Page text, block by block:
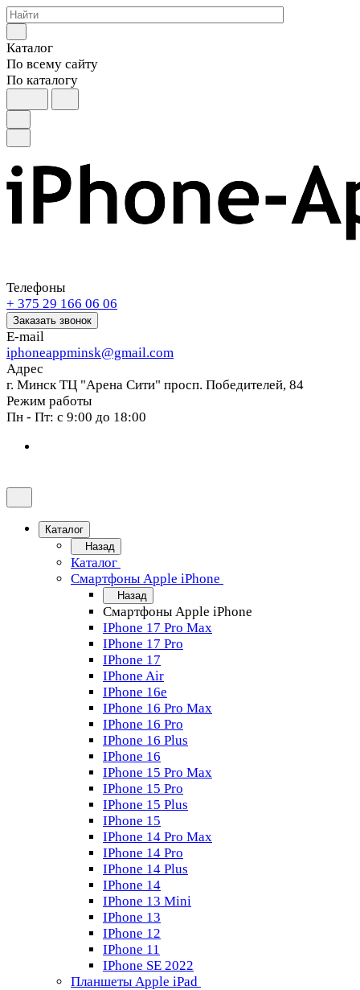
Каталог
По всему сайту
По каталогу
Телефоны
+ 375 29 166 06 06
Заказать звонок
E-mail
iphoneappminsk@gmail.com
Адрес
г. Минск ТЦ "Арена Сити" просп. Победителей, 84
Режим работы
Пн - Пт: с 9:00 до 18:00
Каталог
Назад
Каталог
Смартфоны Apple iPhone
Назад
Смартфоны Apple iPhone
IPhone 17 Pro Max
IPhone 17 Pro
IPhone 17
IPhone Air
IPhone 16e
IPhone 16 Pro Max
IPhone 16 Pro
IPhone 16 Plus
IPhone 16
IPhone 15 Pro Max
IPhone 15 Pro
IPhone 15 Plus
IPhone 15
IPhone 14 Pro Max
IPhone 14 Pro
IPhone 14 Plus
IPhone 14
IPhone 13 Mini
IPhone 13
IPhone 12
IPhone 11
IPhone SE 2022
Планшеты Apple iPad